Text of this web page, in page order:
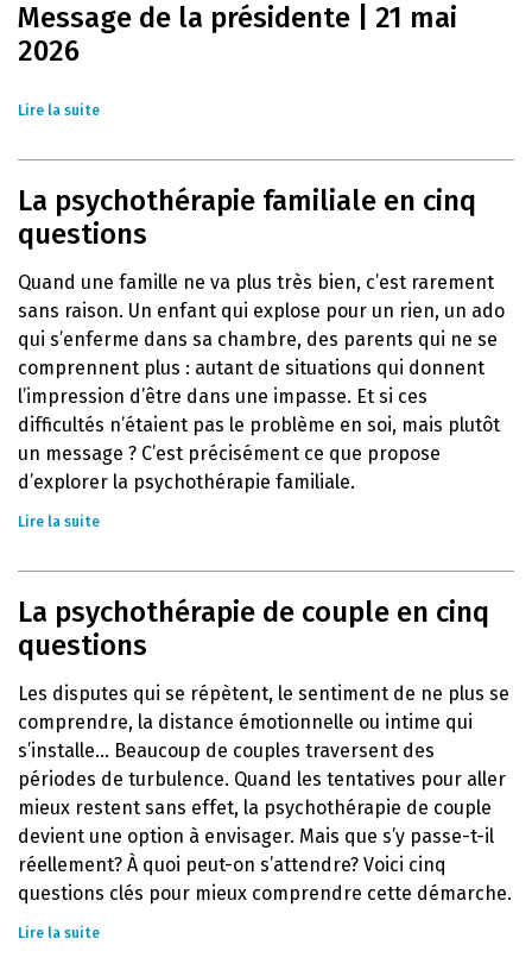
Message de la présidente | 21 mai
2026
Lire la suite
La psychothérapie familiale en cinq
questions
Quand une famille ne va plus très bien, c’est rarement
sans raison. Un enfant qui explose pour un rien, un ado
qui s’enferme dans sa chambre, des parents qui ne se
comprennent plus : autant de situations qui donnent
l’impression d’être dans une impasse. Et si ces
difficultés n’étaient pas le problème en soi, mais plutôt
un message ? C’est précisément ce que propose
d’explorer la psychothérapie familiale.
Lire la suite
La psychothérapie de couple en cinq
questions
Les disputes qui se répètent, le sentiment de ne plus se
comprendre, la distance émotionnelle ou intime qui
s’installe… Beaucoup de couples traversent des
périodes de turbulence. Quand les tentatives pour aller
mieux restent sans effet, la psychothérapie de couple
devient une option à envisager. Mais que s’y passe-t-il
réellement? À quoi peut-on s’attendre? Voici cinq
questions clés pour mieux comprendre cette démarche.
Lire la suite